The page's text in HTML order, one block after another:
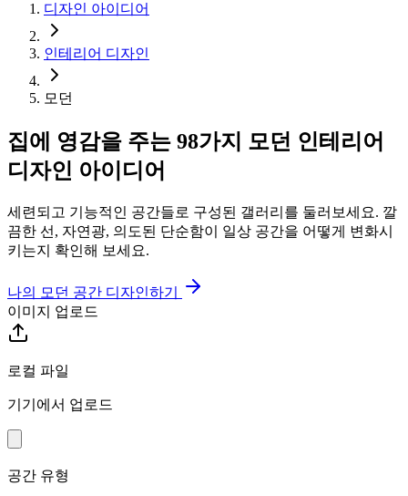
디자인 아이디어
인테리어 디자인
모던
집에 영감을 주는 98가지 모던 인테리어
디자인 아이디어
세련되고 기능적인 공간들로 구성된 갤러리를 둘러보세요. 깔
끔한 선, 자연광, 의도된 단순함이 일상 공간을 어떻게 변화시
키는지 확인해 보세요.
나의 모던 공간 디자인하기
이미지 업로드
로컬 파일
기기에서 업로드
공간 유형